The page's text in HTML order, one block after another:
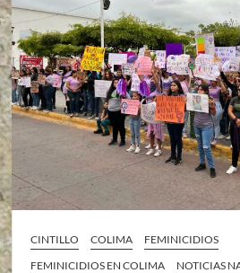
CINTILLO COLIMA
FEMINICIDIOS
FEMINICIDIOS EN COLIMA
NOTICIAS